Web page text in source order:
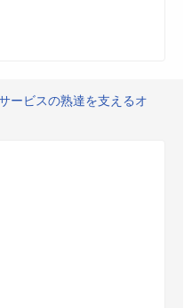
ービスの熟達を支えるオ